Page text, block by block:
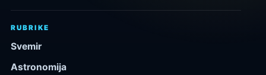
RUBRIKE
Svemir
Astronomija